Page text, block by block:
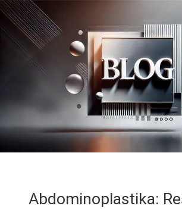
Abdominoplastika: